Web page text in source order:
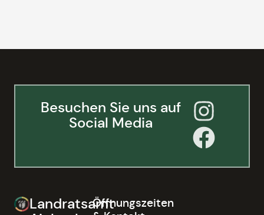
Besuchen Sie uns auf
Social Media
LandratsamtÖffnungszeiten